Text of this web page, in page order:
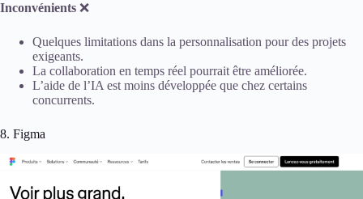
Inconvénients ❌
Quelques limitations dans la personnalisation pour des projets
exigeants.
La collaboration en temps réel pourrait être améliorée.
L’aide de l’IA est moins développée que chez certains
concurrents.
8. Figma